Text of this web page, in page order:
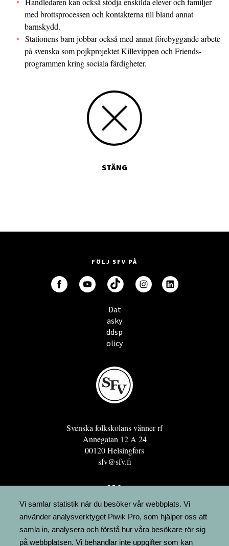
med brottsprocessen och kontakterna till bland annat
barnskydd.
Stationens barn jobbar också med annat förebyggande arbete
på svenska som pojkprojektet Killevippen och Friends-
programmen kring sociala färdigheter.
STÄNG
FÖLJ SFV PÅ
Dat
asky
ddsp
olicy
Svenska folkskolans vänner rf
Annegatan 12 A 24
00120 Helsingfors
sfv@sfv.fi
GRO
FÖRENINGSRESURSEN
MINNESRUNOR.FI
UPPSLAGSVERKET FINLAND
Vi samlar statistik när du besöker vår webbplats. Vi
använder analysverktyget Piwik Pro, som hjälper oss att
samla in, analysera och förstå hur våra besökare rör sig
på webbplatsen. Vi behandlar inte uppgifter som kan